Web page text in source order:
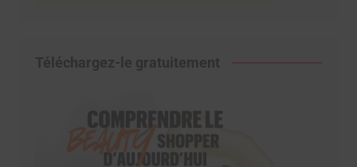
Téléchargez-le gratuitement